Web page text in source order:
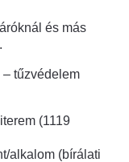
és más
tűzvédelem
(1119
alkalom (bírálati